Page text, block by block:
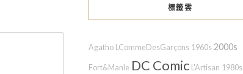
標籤雲
Agatho LCommeDesGarçons 1960s 2000s
Fort&Manle DC Comic L'Artisan 1980s